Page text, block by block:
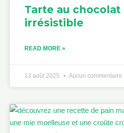
Tarte au
irrésistible
READ MORE »
13 août 2025 Aucun commentaire